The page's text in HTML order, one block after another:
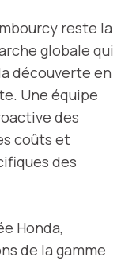
reste la
globale qui
découverte en
Une équipe
des
coûts et
des
Honda,
de la gamme